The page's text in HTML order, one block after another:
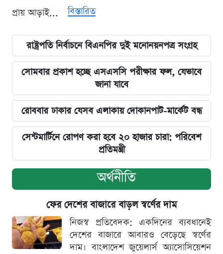
প্রায় আড়াই...
বিস্তারিত
রাষ্ট্রপতি নির্বাচনে বিএনপির দুই মনোনয়নপত্র সংগ্রহ
সোমবার প্রকাশ হচ্ছে এসএসসি পরীক্ষার ফল, যেভাবে
জানা যাবে
রোববার ঢাকার যেসব এলাকায় দোকানপাট-মার্কেট বন্ধ
সেন্টমার্টিনে রোপণ করা হবে ২০ হাজার চারা: পরিবেশ
প্রতিমন্ত্রী
অর্থনীতি
ফের দেশের বাজারে বাড়ল স্বর্ণের দাম
নিজস্ব প্রতিবেদক: একদিনের ব্যবধানেই
দেশের বাজারে আবারও বেড়েছে স্বর্ণের
দাম। বাংলাদেশ জুয়েলার্স অ্যাসোসিয়েশন